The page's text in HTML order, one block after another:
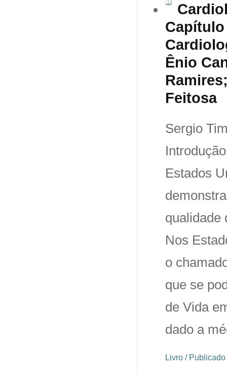
Capítulo
Ênio
Feitosa
Sergio
Estados
qualidade
Nos
o
que se
de Vida
dado a
Livro /